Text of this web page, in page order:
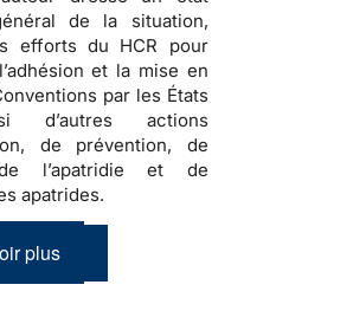
de la situation,
efforts du HCR pour
et la mise en
par les États
d’autres actions
de prévention, de
l’apatridie et de
apatrides.
plus